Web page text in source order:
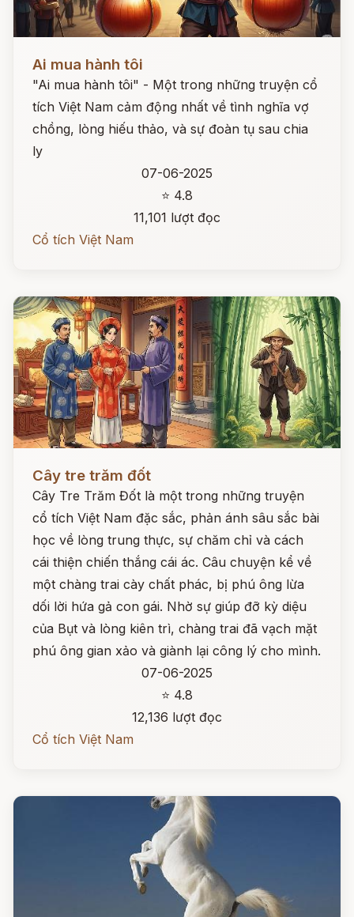
Ai mua hành tôi
"Ai mua hành tôi" - Một trong những truyện cổ
tích Việt Nam cảm động nhất về tình nghĩa vợ
chồng, lòng hiếu thảo, và sự đoàn tụ sau chia
ly
07-06-2025
⭐ 4.8
11,101 lượt đọc
Cổ tích Việt Nam
Cây tre trăm đốt
Cây Tre Trăm Đốt là một trong những truyện
cổ tích Việt Nam đặc sắc, phản ánh sâu sắc bài
học về lòng trung thực, sự chăm chỉ và cách
cái thiện chiến thắng cái ác. Câu chuyện kể về
một chàng trai cày chất phác, bị phú ông lừa
dối lời hứa gả con gái. Nhờ sự giúp đỡ kỳ diệu
của Bụt và lòng kiên trì, chàng trai đã vạch mặt
phú ông gian xảo và giành lại công lý cho mình.
07-06-2025
⭐ 4.8
12,136 lượt đọc
Cổ tích Việt Nam